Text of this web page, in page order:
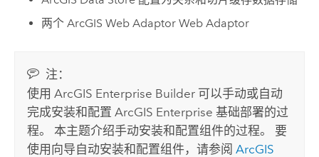
两个ArcGIS Web Adaptor Web Adaptor
注：
使用ArcGIS Enterprise Builder 可以手动或自动
完成安装和配置ArcGIS Enterprise 基础部署的过
程。 本主题介绍手动安装和配置组件的过程。 要
使用向导自动安装和配置组件，请参阅ArcGIS